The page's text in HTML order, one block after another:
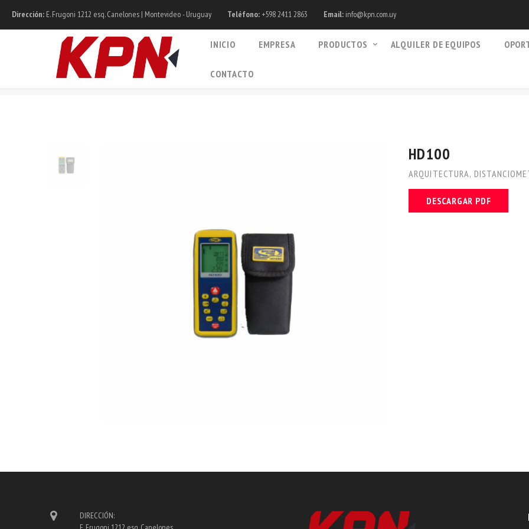
Dirección: E. Frugoni 1212 esq. Canelones | Montevideo - Uruguay Teléfono: +598 2411 2863 Email: info@kpn.com.uy
INICIO EMPRESA PRODUCTOS ALQUILER DE EQUIPOS
CONTACTO
HD100
ARQUITECTURA,
DESCARGAR PDF
DIRECCIÓN: